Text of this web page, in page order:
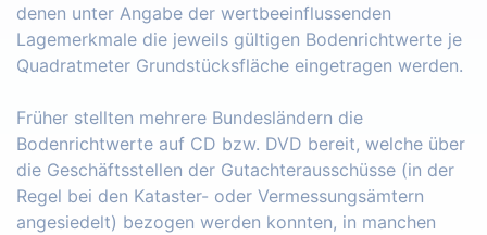
denen unter Angabe der wertbeeinflussenden
Lagemerkmale die jeweils gültigen Bodenrichtwerte je
Quadratmeter Grundstücksfläche eingetragen werden.
Früher stellten mehrere Bundesländern die
Bodenrichtwerte auf CD bzw. DVD bereit, welche über
die Geschäftsstellen der Gutachterausschüsse (in der
Regel bei den Kataster- oder Vermessungsämtern
angesiedelt) bezogen werden konnten, in manchen